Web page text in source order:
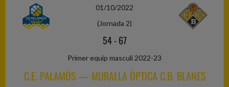
01/10/2022
(Jornada 2)
54-67
Primer equip masculí 2022-23
C.E. PALAMÓS — MURALLA ÒPTICA C.B. BLANES